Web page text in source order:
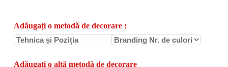
Adăugați o metodă de decorare :
Adăugați o altă metodă de decorare